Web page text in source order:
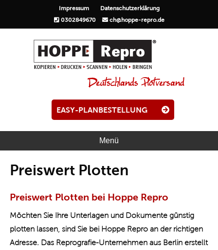
Impressum
Datenschutzerklärung
0302849670
ch@hoppe-repro.de
EASY-PLANBESTELLUNG
Menü
Preiswert Plotten
Preiswert Plotten bei Hoppe Repro
Möchten Sie Ihre Unterlagen und Dokumente günstig
plotten lassen, sind Sie bei Hoppe Repro an der richtigen
Adresse. Das Reprografie-Unternehmen aus Berlin erstellt